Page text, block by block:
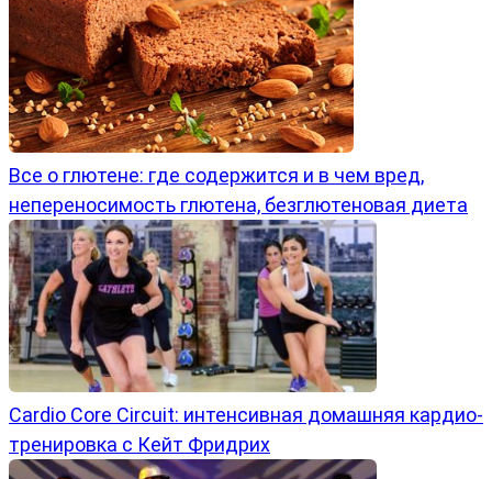
Все о глютене: где содержится и в чем вред,
непереносимость глютена, безглютеновая диета
Cardio Core Circuit: интенсивная домашняя кардио-
тренировка с Кейт Фридрих